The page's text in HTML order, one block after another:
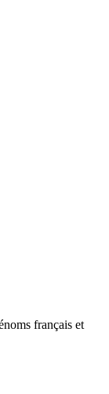
français et